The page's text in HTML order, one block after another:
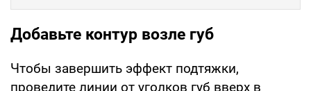
Добавьте контур возле губ
Чтобы завершить эффект подтяжки,
проведите линии от уголков губ вверх в